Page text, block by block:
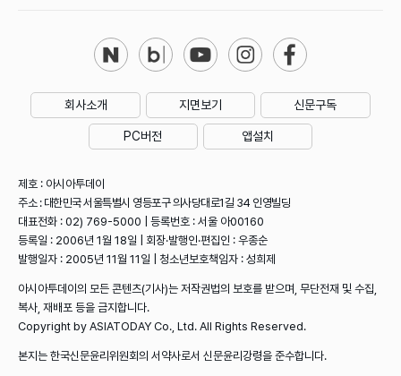
회사소개 지면보기 신문구독
PC버전 앱설치
제호 : 아시아투데이
주소 : 대한민국 서울특별시 영등포구 의사당대로1길 34 인영빌딩
대표전화 : 02) 769-5000 | 등록번호 : 서울 아00160
등록일 : 2006년 1월 18일 | 회장·발행인·편집인 : 우종순
발행일자 : 2005년 11월 11일 | 청소년보호책임자 : 성희제
아시아투데이의 모든 콘텐츠(기사)는 저작권법의 보호를 받으며, 무단전재 및 수집,
복사, 재배포 등을 금지합니다.
Copyright by ASIATODAY Co., Ltd. All Rights Reserved.
본지는 한국신문윤리위원회의 서약사로서 신문윤리강령을 준수합니다.